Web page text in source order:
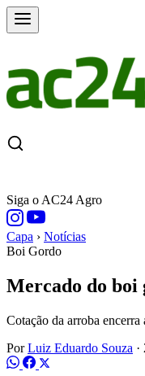
Siga o AC24 Agro
Capa › Notícias
Boi Gordo
Mercado do boi
Cotação da arroba
PorLuiz Eduardo Souza ·